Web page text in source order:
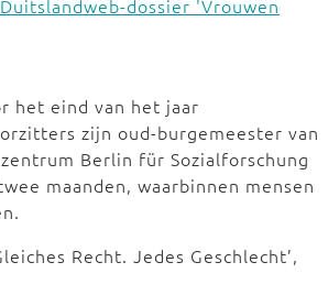
dossier 'Vrouwen
het eind van het jaar
zijn oud-burgemeester van
Berlin für Sozialforschung
maanden, waarbinnen mensen
Recht. Jedes Geschlecht’,